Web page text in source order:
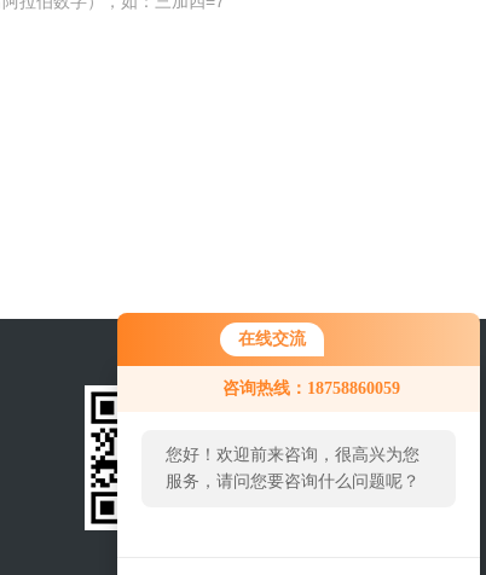
在线交流
咨询热线：18758860059
您好！欢迎前来咨询，很高兴为您
服务，请问您要咨询什么问题呢？